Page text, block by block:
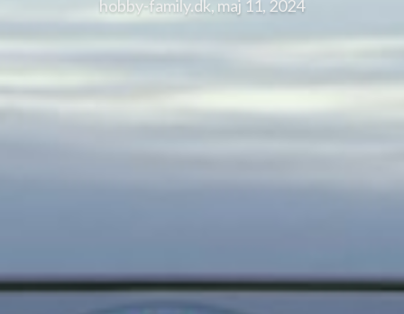
hobby-family.dk, maj 11, 2024